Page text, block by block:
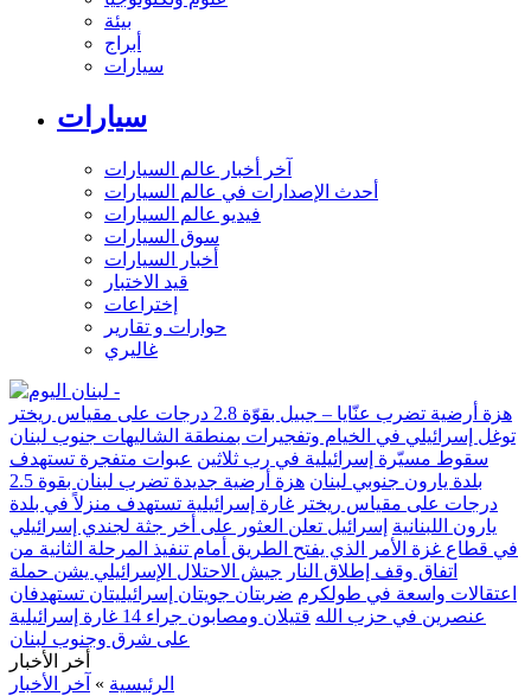
بيئة
أبراج
سيارات
سيارات
آخر أخبار عالم السيارات
أحدث الإصدارات في عالم السيارات
فيديو عالم السيارات
سوق السيارات
أخبار السيارات
قيد الاختبار
إختراعات
حوارات و تقارير
غاليري
هزة أرضية تضرب عنّايا – جبيل بقوّة 2.8 درجات على مقياس ريختر
توغل إسرائيلي في الخيام وتفجيرات بمنطقة الشاليهات جنوب لبنان
سقوط مسيّرة إسرائيلية في رب ثلاثين عبوات متفجرة تستهدف
بلدة يارون جنوبي لبنان
هزة أرضية جديدة تضرب لبنان بقوة 2.5
درجات على مقياس ريختر غارة إسرائيلية تستهدف منزلاً في بلدة
يارون اللبنانية إسرائيل تعلن العثور على أخر جثة لجندي إسرائيلي
في قطاع غزة الأمر الذي يفتح الطريق أمام تنفيذ المرحلة الثانية من
اتفاق وقف إطلاق النار جيش الاحتلال الإسرائيلي يشن حملة
اعتقالات واسعة في طولكرم ضربتان جويتان إسرائيليتان تستهدفان
عنصرين في حزب الله
قتيلان ومصابون جراء 14 غارة إسرائيلية
على شرق وجنوب لبنان
أخر الأخبار
الرئيسية » آخر الأخبار